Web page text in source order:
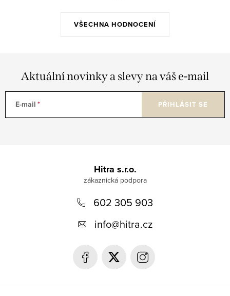
VŠECHNA HODNOCENÍ
Aktuální novinky a slevy na váš e-mail
E-mail PŘIHLÁSIT SE
Hitra s.r.o.
602 305 903
info@hitra.cz